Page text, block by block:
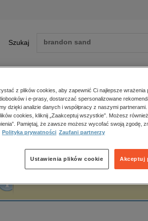
Szukaj
polityka, społeczno-informacyjne
psychologiczne
popularno-naukowe
historia
główna Ebookowo
z plików cookies, aby zapewnić Ci najlepsze
i e-prasy, dostarczać spersonalizowane
dzięki analizie danych i współpracy z naszymi
cookies, kliknij „Zaakceptuj wszystkie”. Możesz
Pamiętaj, że zawsze możesz wycofać swoją zgodę,
Polityka prywatności Zaufani partnerzy
Akceptuj
Ustawienia plików cookie